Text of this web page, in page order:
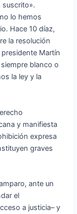
suscrito».
lo hemos
Hace 10 díaz,
la resolución
Martín
blanco o
la ley y la
y manifiesta
expresa
graves
ante un
el
a justicia– y